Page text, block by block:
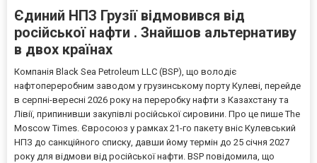
Єдиний НПЗ Грузії відмовився від
російської нафти . Знайшов альтернативу
в двох країнах
Компанія Black Sea Petroleum LLC (BSP), що володіє
нафтопереробним заводом у грузинському порту Кулеві, перейде
в серпні-вересні 2026 року на переробку нафти з Казахстану та
Лівії, припинивши закупівлі російської сировини. Про це пише The
Moscow Times. Євросоюз у рамках 21-го пакету вніс Кулевський
НПЗ до санкційного списку, давши йому термін до 25 січня 2027
року для відмови від російської нафти. BSP повідомила, що